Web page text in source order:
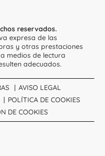
reservados.
expresa de las
y otras prestaciones
medios de lectura
adecuados.
AVISO LEGAL
POLÍTICA DE COOKIES
DE COOKIES